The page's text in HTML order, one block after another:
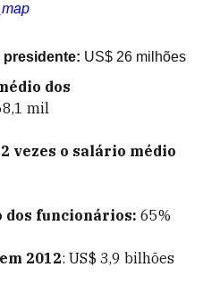
presidente: US$ 26 milhões
dos
mil
vezes o salário médio
dos funcionários: 65%
2012: US$ 3,9 bilhões